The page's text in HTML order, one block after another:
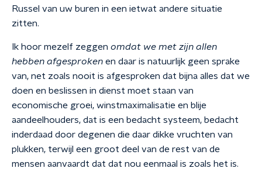
Russel van uw buren in een ietwat andere situatie
zitten.
Ik hoor mezelf zeggen omdat we met zijn allen
hebben afgesproken en daar is natuurlijk geen sprake
van, net zoals nooit is afgesproken dat bijna alles dat we
doen en beslissen in dienst moet staan van
economische groei, winstmaximalisatie en blije
aandeelhouders, dat is een bedacht systeem, bedacht
inderdaad door degenen die daar dikke vruchten van
plukken, terwijl een groot deel van de rest van de
mensen aanvaardt dat dat nou eenmaal is zoals het is.